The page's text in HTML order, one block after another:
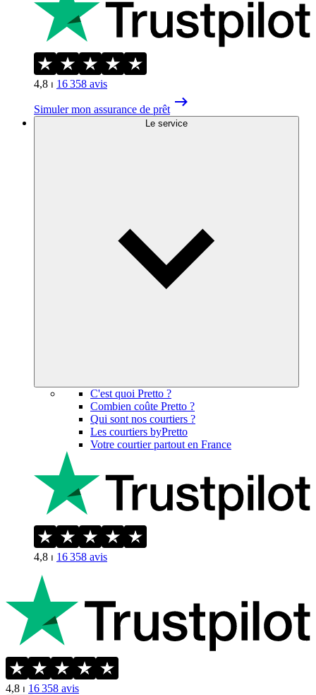
4,8 ⏐ 16 358 avis
Simuler mon assurance de prêt
Le service
C'est quoi Pretto ?
Combien coûte Pretto ?
Qui sont nos courtiers ?
Les courtiers byPretto
Votre courtier partout en France
4,8 ⏐ 16 358 avis
4,8 ⏐ 16 358 avis